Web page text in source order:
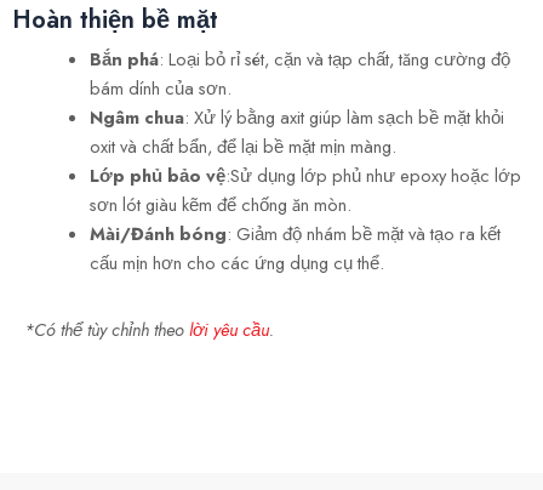
Hoàn thiện bề mặt
Bắn phá: Loại bỏ rỉ sét, cặn và tạp chất, tăng cường độ
bám dính của sơn.
Ngâm chua: Xử lý bằng axit giúp làm sạch bề mặt khỏi
oxit và chất bẩn, để lại bề mặt mịn màng.
Lớp phủ bảo vệ:Sử dụng lớp phủ như epoxy hoặc lớp
sơn lót giàu kẽm để chống ăn mòn.
Mài/Đánh bóng: Giảm độ nhám bề mặt và tạo ra kết
cấu mịn hơn cho các ứng dụng cụ thể.
*Có thể tùy chỉnh theolời yêu cầu.